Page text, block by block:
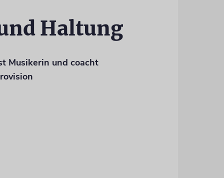
Haltung
Musikerin und coacht